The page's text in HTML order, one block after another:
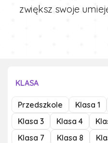
zwiększ swoje
KLASA
Przedszkole Klasa 1
Klasa 3
Klasa 4
Klasa 7
Klasa 8